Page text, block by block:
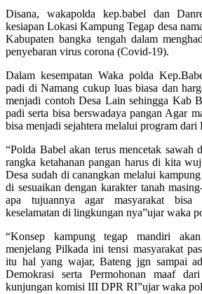
Disana, wakapolda kep.babel dan
kesiapan Lokasi Kampung Tegap desa
Kabupaten bangka tengah dalam
penyebaran virus corona (Covid-19).
Dalam kesempatan Waka polda
padi di Namang cukup luas biasa dan
menjadi contoh Desa Lain sehingga Kab
padi serta bisa berswadaya pangan Agar
bisa menjadi sejahtera melalui program dari
“Polda Babel akan terus mencetak sawah
rangka ketahanan pangan harus di kita
Desa sudah di canangkan melalui
di sesuaikan dengan karakter tanah
apa tujuannya agar masyarakat bisa
keselamatan di lingkungan nya”ujar waka
“Konsep kampung tegap mandiri
menjelang Pilkada ini tensi masyarakat
itu hal yang wajar, Bateng jgn sampai
Demokrasi serta Permohonan maaf
kunjungan komisi III DPR RI”ujar waka